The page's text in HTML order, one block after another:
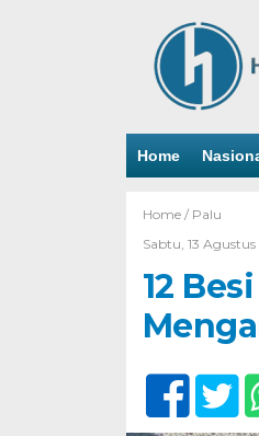
Home
Home / Palu
Sabtu, 13
12